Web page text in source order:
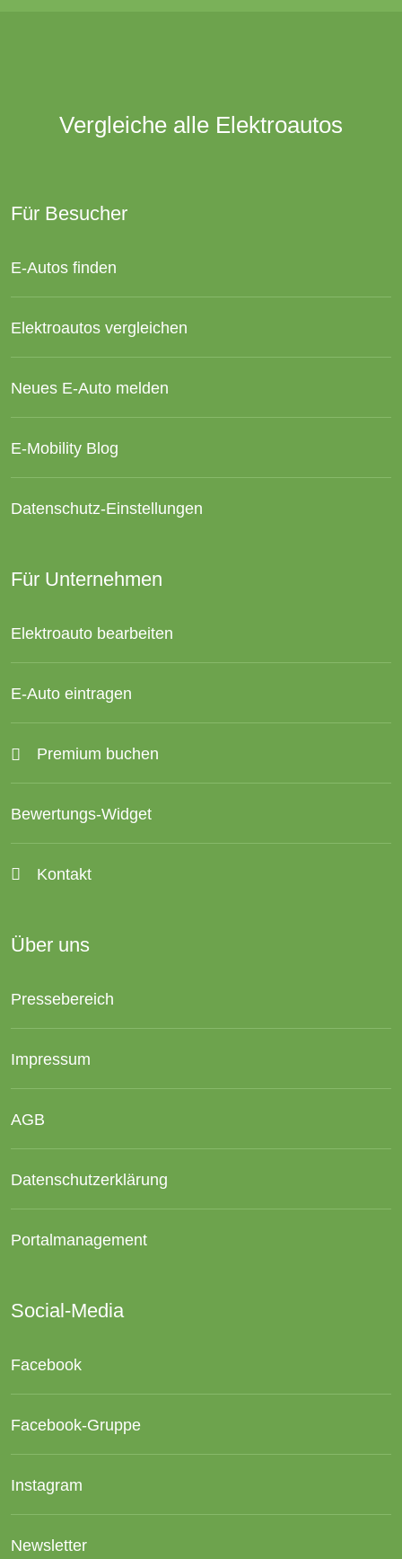
Vergleiche alle Elektroautos
Für Besucher
E-Autos finden
Elektroautos vergleichen
Neues E-Auto melden
E-Mobility Blog
Datenschutz-Einstellungen
Für Unternehmen
Elektroauto bearbeiten
E-Auto eintragen
Premium buchen
Bewertungs-Widget
Kontakt
Über uns
Pressebereich
Impressum
AGB
Datenschutzerklärung
Portalmanagement
Social-Media
Facebook
Facebook-Gruppe
Instagram
Newsletter